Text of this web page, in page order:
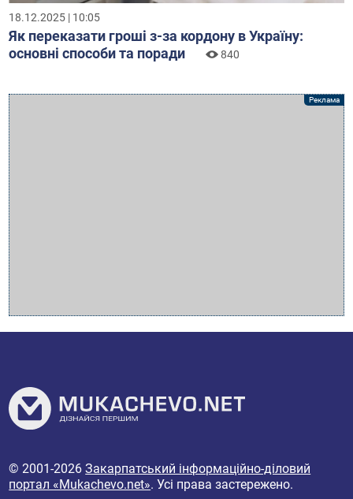
18.12.2025 | 10:05
Як переказати гроші з-за кордону в Україну:
основні способи та поради
840
© 2001-2026Закарпатський інформаційно-діловий
портал «Mukachevo.net». Усі права застережено.